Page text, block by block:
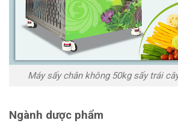
Máy sấy chân không 50kg sấy trái
Ngành dược phẩm